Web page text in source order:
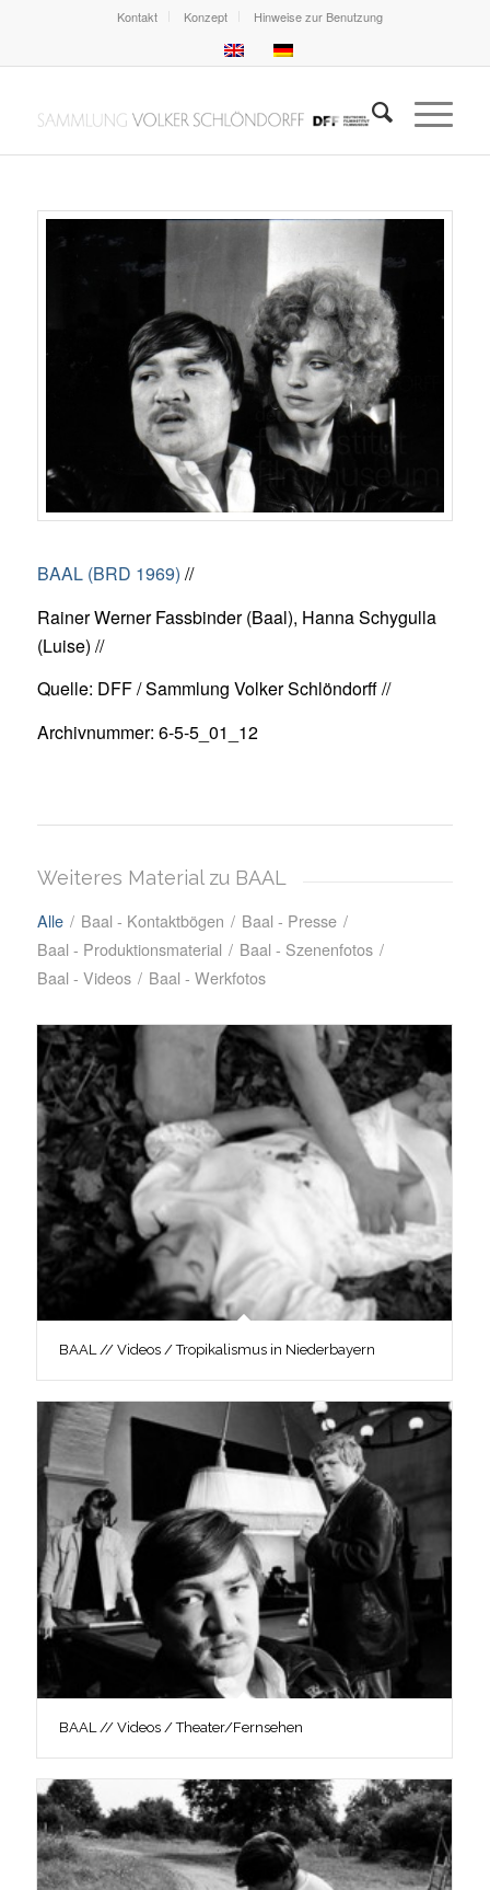
Kontakt Konzept Hinweise zur Benutzung
BAAL (BRD 1969) //
Rainer Werner Fassbinder (Baal), Hanna Schygulla
(Luise) //
Quelle: DFF / Sammlung Volker Schlöndorff //
Archivnummer: 6-5-5_01_12
Weiteres Material zu BAAL
Alle / Baal - Kontaktbögen / Baal - Presse /
Baal - Produktionsmaterial / Baal - Szenenfotos /
Baal - Videos / Baal - Werkfotos
BAAL // Videos / Tropikalismus in Niederbayern
BAAL // Videos / Theater/Fernsehen